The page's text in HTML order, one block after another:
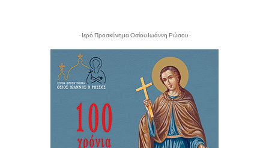
- Ιερό Προσκύνημα Οσίου Ιωάννη Ρώσου -